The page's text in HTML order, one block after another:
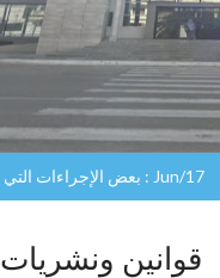
قوانين ونشريات